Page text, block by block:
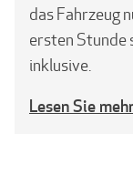
das Fahrzeug
ersten Stunde
inklusive.
Lesen Sie